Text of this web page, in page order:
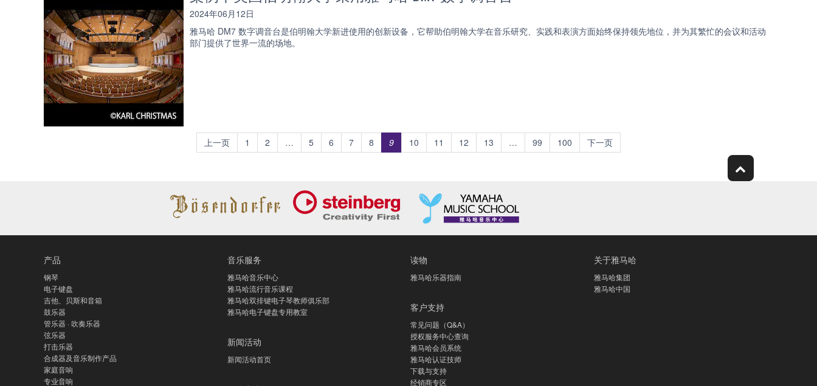
2024年06月12日
雅马哈 DM7 数字调音台是伯明翰大学新进使用的创新设备，它帮助伯明翰大学在音乐研究、实践和表演方面始终保持领先地位，并为其繁忙的会议和活动
部门提供了世界一流的场地。
上一页 1 2 … 5 6 7 8 9 10 11 12 13 … 99 100 下一页
产品
钢琴
电子键盘
吉他、贝斯和音箱
鼓乐器
管乐器 · 吹奏乐器
弦乐器
打击乐器
合成器及音乐制作产品
家庭音响
专业音响
音乐服务
雅马哈音乐中心
雅马哈流行音乐课程
雅马哈双排键电子琴教师俱乐部
雅马哈电子键盘专用教室
新闻活动
新闻活动首页
读物
雅马哈乐器指南
客户支持
常见问题（Q&A）
授权服务中心查询
雅马哈会员系统
雅马哈认证技师
下载与支持
经销商专区
关于雅马哈
雅马哈集团
雅马哈中国